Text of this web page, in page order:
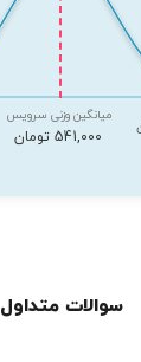
میانگین وزنی سرویس
541,000 تومان
سوالات متداول